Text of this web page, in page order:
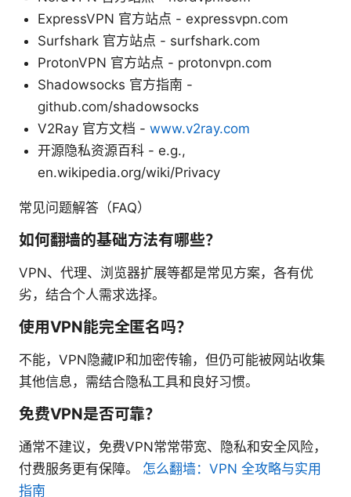
ExpressVPN 官方站点 - expressvpn.com
Surfshark 官方站点 - surfshark.com
ProtonVPN 官方站点 - protonvpn.com
Shadowsocks 官方指南 -
github.com/shadowsocks
V2Ray 官方文档 - www.v2ray.com
开源隐私资源百科 - e.g.,
en.wikipedia.org/wiki/Privacy
常见问题解答（FAQ）
如何翻墙的基础方法有哪些？
VPN、代理、浏览器扩展等都是常见方案，各有优
劣，结合个人需求选择。
使用VPN能完全匿名吗？
不能，VPN隐藏IP和加密传输，但仍可能被网站收集
其他信息，需结合隐私工具和良好习惯。
免费VPN是否可靠？
通常不建议，免费VPN常常带宽、隐私和安全风险，
付费服务更有保障。 怎么翻墙：VPN 全攻略与实用
指南